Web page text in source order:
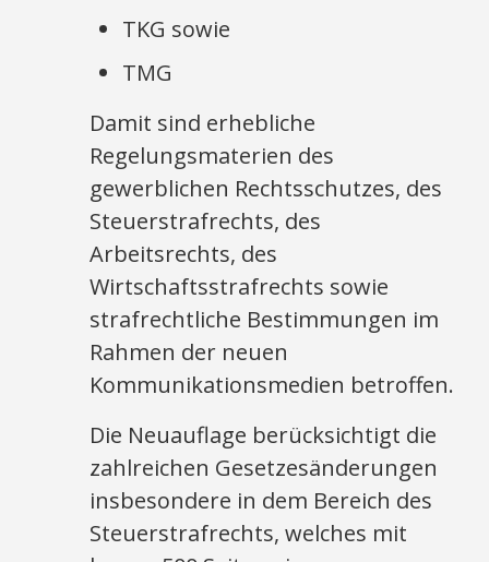
TKG sowie
TMG
Damit sind erhebliche
Regelungsmaterien des
gewerblichen Rechtsschutzes, des
Steuerstrafrechts, des
Arbeitsrechts, des
Wirtschaftsstrafrechts sowie
strafrechtliche Bestimmungen im
Rahmen der neuen
Kommunikationsmedien betroffen.
Die Neuauflage berücksichtigt die
zahlreichen Gesetzesänderungen
insbesondere in dem Bereich des
Steuerstrafrechts, welches mit